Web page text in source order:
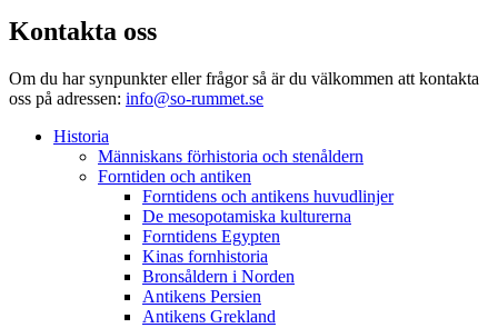
Kontakta oss
Om du har synpunkter eller frågor så är du välkommen att kontakta
oss på adressen: info@so-rummet.se
Historia
Människans förhistoria och stenåldern
Forntiden och antiken
Forntidens och antikens huvudlinjer
De mesopotamiska kulturerna
Forntidens Egypten
Kinas fornhistoria
Bronsåldern i Norden
Antikens Persien
Antikens Grekland